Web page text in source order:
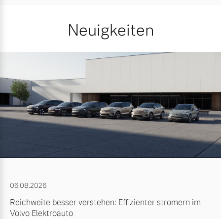
Neuigkeiten
06.08.2026
Reichweite besser verstehen: Effizienter stromern im
Volvo Elektroauto